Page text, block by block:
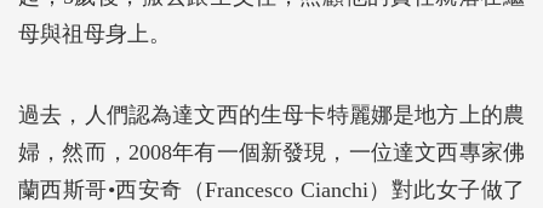
母與祖母身上。
過去，人們認為達文西的生母卡特麗娜是地方上的農
婦，然而，2008年有一個新發現，一位達文西專家佛
蘭西斯哥•西安奇（Francesco Cianchi）對此女子做了